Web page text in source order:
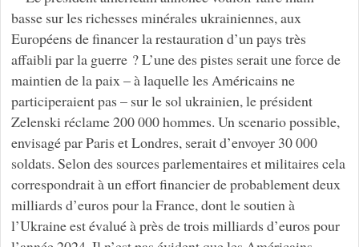
basse sur les richesses minérales ukrainiennes, aux
Européens de financer la restauration d’un pays très
affaibli par la guerre ? L’une des pistes serait une force de
maintien de la paix – à laquelle les Américains ne
participeraient pas – sur le sol ukrainien, le président
Zelenski réclame 200 000 hommes. Un scenario possible,
envisagé par Paris et Londres, serait d’envoyer 30 000
soldats. Selon des sources parlementaires et militaires cela
correspondrait à un effort financier de probablement deux
milliards d’euros pour la France, dont le soutien à
l’Ukraine est évalué à près de trois milliards d’euros pour